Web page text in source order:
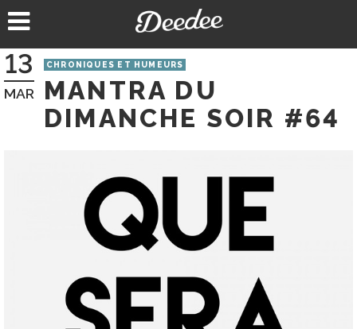
au
13
MAR
CHRONIQUES ET HUMEURS
MANTRA DU
DIMANCHE SOIR #64